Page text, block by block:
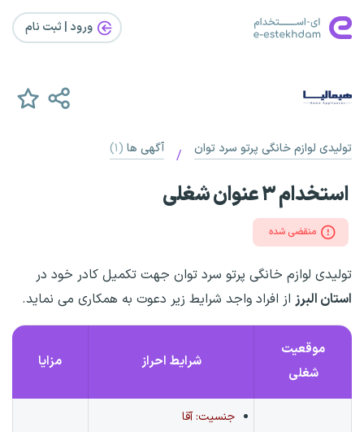
ورود | ثبت‌ نام
تولیدی لوازم خانگی پرتو سرد توان / آگهی ها (۱)
استخدام ۳ عنوان شغلی
منقضی شده
تولیدی لوازم خانگی پرتو سرد توان جهت تکمیل کادر خود در
استان البرز از افراد واجد شرایط زیر دعوت به همکاری می نماید.
موقعیت
شغلی
شرایط احراز مزایا
جنسیت: آقا